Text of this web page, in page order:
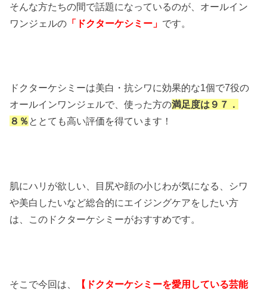
そんな方たちの間で話題になっているのが、オールイン
ワンジェルの 「ドクターケシミー」 です。
ドクターケシミーは美白・抗シワに効果的な1個で7役の
オールインワンジェルで、使った方の満足度は９７．
８％ ととても高い評価を得ています！
肌にハリが欲しい、目尻や顔の小じわが気になる、シワ
や美白したいなど総合的にエイジングケアをしたい方
は、このドクターケシミーがおすすめです。
そこで今回は、
【ドクターケシミーを愛用している芸能